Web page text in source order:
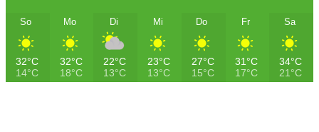
So
32°C
14°C
Mo
32°C
18°C
Di
22°C
13°C
Mi
23°C
13°C
Do
27°C
15°C
Fr
31°C
17°C
Sa
34°C
21°C